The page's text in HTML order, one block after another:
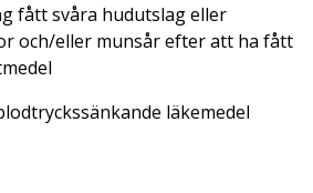
fått svåra hudutslag eller
och/eller munsår efter att ha fått
läkemedel